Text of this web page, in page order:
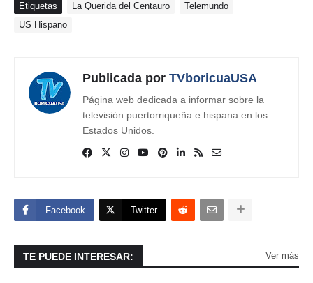
Etiquetas La Querida del Centauro
Telemundo
US Hispano
Publicada por TVboricuaUSA
Página web dedicada a informar sobre la
televisión puertorriqueña e hispana en los
Estados Unidos.
Facebook Twitter
TE PUEDE INTERESAR: Ver más